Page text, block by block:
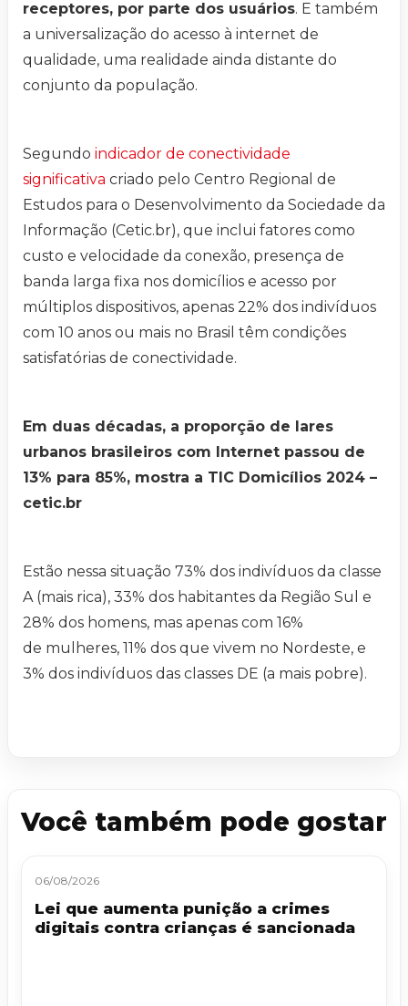
receptores, por parte dos usuários. E também
a universalização do acesso à internet de
qualidade, uma realidade ainda distante do
conjunto da população.
Segundo indicador de conectividade
significativa criado pelo Centro Regional de
Estudos para o Desenvolvimento da Sociedade da
Informação (Cetic.br), que inclui fatores como
custo e velocidade da conexão, presença de
banda larga fixa nos domicílios e acesso por
múltiplos dispositivos, apenas 22% dos indivíduos
com 10 anos ou mais no Brasil têm condições
satisfatórias de conectividade.
Em duas décadas, a proporção de lares
urbanos brasileiros com Internet passou de
13% para 85%, mostra a TIC Domicílios 2024 –
cetic.br
Estão nessa situação 73% dos indivíduos da classe
A (mais rica), 33% dos habitantes da Região Sul e
28% dos homens, mas apenas com 16%
de mulheres, 11% dos que vivem no Nordeste, e
3% dos indivíduos das classes DE (a mais pobre).
Você também pode gostar
06/08/2026
Lei que aumenta punição a crimes
digitais contra crianças é sancionada